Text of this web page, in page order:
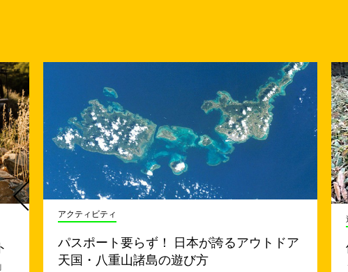
アクティビティ
パスポート要らず！ 日本が誇るアウトドア
天国・八重山諸島の遊び方